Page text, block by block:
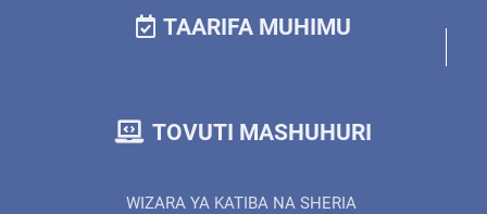
TAARIFA MUHIMU
TOVUTI MASHUHURI
WIZARA YA KATIBA NA SHERIA